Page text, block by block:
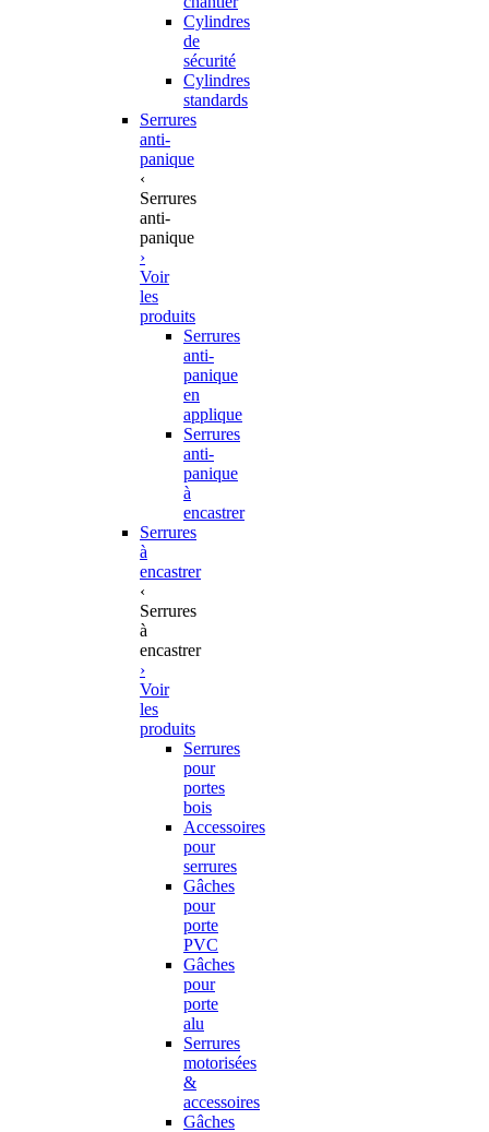
Cylindres
de
sécurité
Cylindres
standards
Serrures
anti-
panique
‹
Serrures
anti-
panique
›
Voir
les
produits
Serrures
anti-
panique
en
applique
Serrures
anti-
panique
à
encastrer
Serrures
à
encastrer
‹
Serrures
à
encastrer
›
Voir
les
produits
Serrures
pour
portes
bois
Accessoires
pour
serrures
Gâches
pour
porte
PVC
Gâches
pour
porte
alu
Serrures
motorisées
&
accessoires
Gâches